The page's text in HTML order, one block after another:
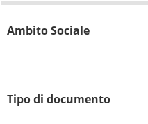
Ambito Sociale
Tipo di documento